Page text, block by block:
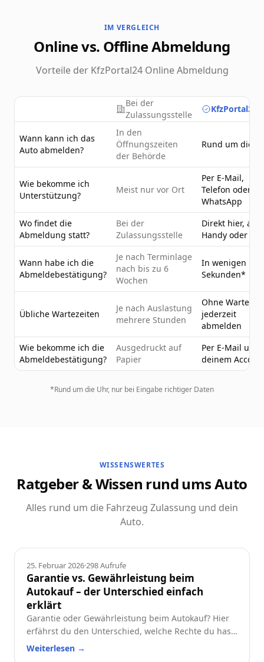
IM VERGLEICH
Online vs. Offline Abmeldung
Vorteile der KfzPortal24 Online Abmeldung
Bei der
Zulassungsstelle
Wann kann ich das
Auto abmelden?
In den
Öffnungszeiten
der Behörde
Rund um die
Wie bekomme ich
Unterstützung?
Meist nur vor Ort
Per E-Mail,
Telefon oder
WhatsApp
Wo findet die
Abmeldung statt?
Bei der
Zulassungsstelle
Direkt hier, am
Handy oder PC
Wann habe ich die
Abmeldebestätigung?
Je nach Terminlage
nach bis zu 6
Wochen
In wenigen
Sekunden*
Übliche Wartezeiten
Je nach Auslastung
mehrere Stunden
Ohne Wartezeit
jederzeit
abmelden
Wie bekomme ich die
Abmeldebestätigung?
Ausgedruckt auf
Papier
Per E-Mail und
deinem
*Rund um die Uhr, nur bei Eingabe richtiger Daten
WISSENSWERTES
Ratgeber & Wissen rund ums Auto
Alles rund um die Fahrzeug Zulassung und dein
Auto.
Ratgeber
25. Februar 2026·298Aufrufe
Garantie vs. Gewährleistung beim
Autokauf – der Unterschied einfach
erklärt
Garantie oder Gewährleistung beim Autokauf? Hier
erfährst du den Unterschied, welche Rechte du hast
und worauf du beim Neu- oder Gebrauchtwagen
Weiterlesen →